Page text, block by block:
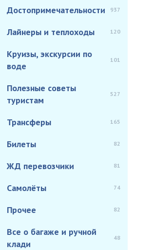
Достопримечательности 937
Лайнеры и теплоходы 120
Круизы, экскурсии по
воде
101
Полезные советы
туристам
527
Трансферы 165
Билеты 82
ЖД перевозчики 81
Самолёты 74
Прочее 82
Все о багаже и ручной
клади
48